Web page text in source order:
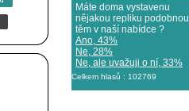
Máte doma vystavenu
nějakou repliku podobnou
těm v naší nabídce ?
Ano, 43%
Ne, 28%
Ne, ale uvažuji o ní, 33%
Celkem hlasů : 102769